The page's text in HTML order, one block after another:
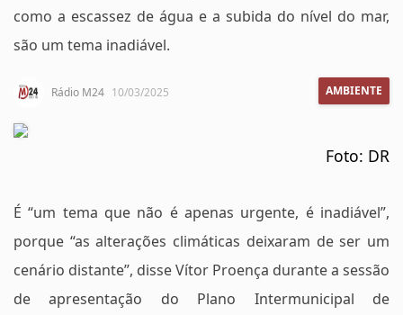
como a escassez de água e a subida do nível do mar,
são um tema inadiável.
Rádio M24 10/03/2025 AMBIENTE
Foto: DR
É “um tema que não é apenas urgente, é inadiável”,
porque “as alterações climáticas deixaram de ser um
cenário distante”, disse Vítor Proença durante a sessão
de apresentação do Plano Intermunicipal de